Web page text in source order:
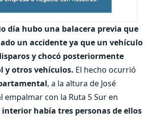
día hubo una balacera previa que
un accidente ya que un vehículo
y chocó posteriormente
y otros vehículos. El hecho ocurrió
, a la altura de José
empalmar con la Ruta 5 Sur en
interior había tres personas de ellos